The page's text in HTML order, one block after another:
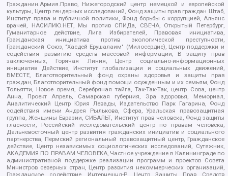
Гражданин.Армия.Право, Нижегородский центр немецкой и европейской
культуры, Центр гендерных исследований, Фонд защиты прав граждан Штаб,
Институт права и публичной политики, Фонд борьбы с коррупцией, Альянс
врачей, НАСИЛИЮ.НЕТ, Мы против СПИДа, СВЕЧА, Открытый Петербург,
Гуманитарное действие, Лига Избирателей, Правовая инициатива,
Гражданская инициатива против экологической преступности,
Гражданский Союз, "Хасдей Ерушалаим" (Милосердие), Центр поддержки и
содействия развитию средств массовой информации, В защиту прав
заключенных, Горячая Линия, Центр социально-информационных
инициатив Действие, Институт глобализации и социальных движений,
ВМЕСТЕ, Благотворительный фонд охраны здоровья и защиты прав
граждан, Благотворительный фонд помощи осужденным и их семьям, Фонд
Тольятти, Новое время, Серебряная тайга, Так-Так-Так, центр Сова, центр
Анна, Проект Апрель, Самарская губерния, Эра здоровья, Мемориал,
Аналитический Центр Юрия Левады, Издательство Парк Гагарина, Фонд
содействия имени Андрея Рылькова, Сфера, Уральская правозащитная
группа, Женщины Евразии, СИБАЛЬТ, Институт прав человека, Фонд защиты
гласности, Российский исследовательский центр по правам человека,
Дальневосточный центр развития гражданских инициатив и социального
партнерства, Пермский региональный правозащитный центр, Гражданское
действие, Центр независимых социологических исследований, Сутяжник,
АКАДЕМИЯ ПО ПРАВАМ ЧЕЛОВЕКА, Частное учреждение в Калининграде по
административной поддержке реализации программ и проектов Совета
Министров северных стран, Центр развития некоммерческих организаций,
Гражданское содействие, Интернешнл-Р, Центр Защиты Прав Средств